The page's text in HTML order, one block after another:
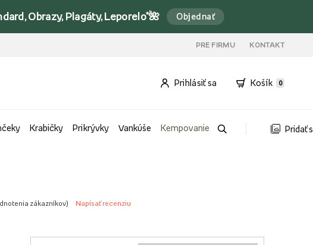
Obrazy, Plagáty, Leporelo*🌺 Objednať
PRE FIRMU KONTAKT
Prihlásiť sa Košík 0
Krabičky Prikrývky Vankúše Kempovanie Pridať
zákazníkov) Napísať recenziu